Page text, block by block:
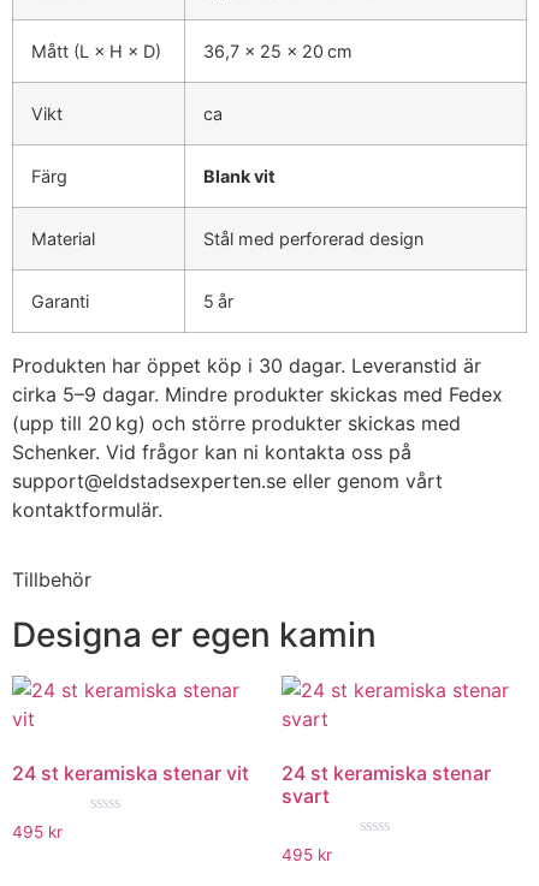
Mått (L × H × D) 36,7 × 25 × 20 cm
Vikt ca
Färg Blank vit
Material Stål med perforerad design
Garanti 5 år
Produkten har öppet köp i 30 dagar. Leveranstid är
cirka 5–9 dagar. Mindre produkter skickas med Fedex
(upp till 20 kg) och större produkter skickas med
Schenker. Vid frågor kan ni kontakta oss på
support@eldstadsexperten.se eller genom vårt
kontaktformulär.
Tillbehör
Designa er egen kamin
24 st keramiska stenar vit
495 kr
24 st keramiska stenar
svart
495 kr